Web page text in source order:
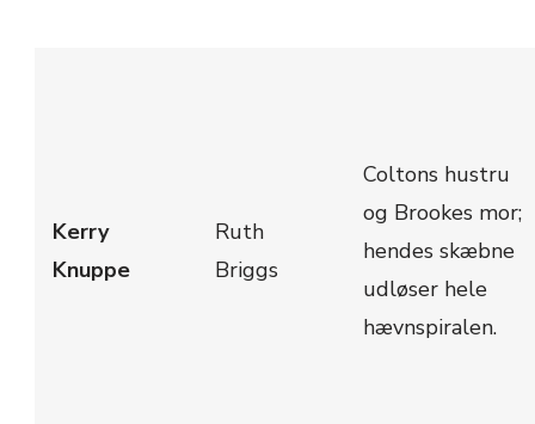
Kerry
Knuppe
Ruth
Briggs
Coltons hustru
og Brookes mor;
hendes skæbne
udløser hele
hævnspiralen.